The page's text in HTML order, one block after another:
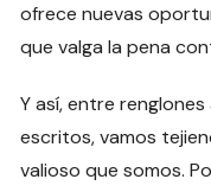
ofrece nuevas
que valga la pena
Y así, entre
escritos, vamos
valioso que somos.